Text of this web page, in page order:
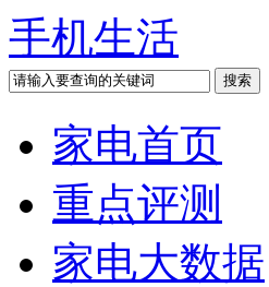
手机生活
家电首页
重点评测
家电大数据